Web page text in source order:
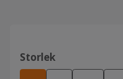
Storlek